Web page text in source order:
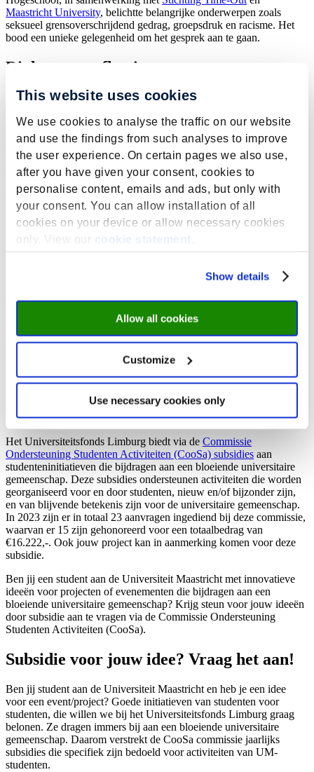
This website uses cookies
We use cookies to analyse the traffic on our website
and use the findings from such analyses to improve
the user experience. On certain pages we also use,
after you have given your consent, cookies to
personalise content, emails and ads, but only with
your consent. You can allow installation of all
cookies on your device or allow necessary cookies
only. View our
cookie statement
Show details
Allow all cookies
Customize
Use necessary cookies only
Maastricht University, belichtte belangrijke onderwerpen zoals
seksueel grensoverschrijdend gedrag, groepsdruk en racisme. Het
bood een unieke gelegenheid om het gesprek aan te gaan.
Dialoog en reflectie
Met een focus op gevoelige onderwerpen, brachten de acteurs en
leven, waardoor een open dialoog ontstond tussen het publiek en de
performers. Na afloop van de voorstelling konden deelnemers
kiezen uit diverse workshops, gericht op het vergroten van
bewustzijn en het bevorderen van positieve verandering. Het
evenement bood niet alleen een leerzame ervaring, maar ook een
veilige ruimte voor studenten en medewerkers om hun gedachten en
ervaringen te delen.
“De voorstelling, de workshops en gevoerde
gesprekken hebben bijgedragen aan meer bewustzijn
Meer dan een voorstelling
‘Safe Space’ was meer dan alleen een theatervoorstelling; het was
een krachtig statement over het belang van sociale veiligheid en
respect binnen onze academische gemeenschap. Door middel van
kunst en dialoog werden belangrijke kwesties besproken en werd er
gewerkt aan een cultuur van inclusiviteit en respect.
Krijg steun voor jouw ideeën!
Het Universiteitsfonds Limburg biedt via de Commissie
Ondersteuning Studenten Activiteiten (CooSa) subsidies aan
studenteninitiatieven die bijdragen aan een bloeiende universitaire
gemeenschap. Deze subsidies ondersteunen activiteiten die worden
georganiseerd voor en door studenten, nieuw en/of bijzonder zijn,
en van blijvende betekenis zijn voor de universitaire gemeenschap.
In 2023 zijn er in totaal 23 aanvragen ingediend bij deze commissie,
waarvan er 15 zijn gehonoreerd voor een totaalbedrag van
€16.222,-. Ook jouw project kan in aanmerking komen voor deze
subsidie.
Ben jij een student aan de Universiteit Maastricht met innovatieve
ideeën voor projecten of evenementen die bijdragen aan een
bloeiende universitaire gemeenschap? Krijg steun voor jouw ideeën
door subsidie aan te vragen via de Commissie Ondersteuning
Studenten Activiteiten (CooSa).
Subsidie voor jouw idee? Vraag het aan!
Ben jij student aan de Universiteit Maastricht en heb je een idee
voor een event/project? Goede initiatieven van studenten voor
studenten, die willen we bij het Universiteitsfonds Limburg graag
belonen. Ze dragen immers bij aan een bloeiende universitaire
gemeenschap. Daarom verstrekt de CooSa commissie jaarlijks
subsidies die specifiek zijn bedoeld voor activiteiten van UM-
studenten.